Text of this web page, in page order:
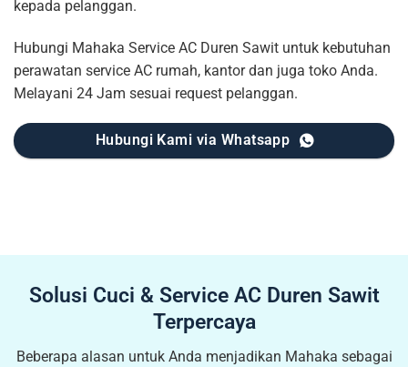
kepada pelanggan.
Hubungi Mahaka Service AC Duren Sawit untuk kebutuhan
perawatan service AC rumah, kantor dan juga toko Anda.
Melayani 24 Jam sesuai request pelanggan.
Hubungi Kami via Whatsapp
Solusi Cuci & Service AC Duren Sawit
Terpercaya
Beberapa alasan untuk Anda menjadikan Mahaka sebagai